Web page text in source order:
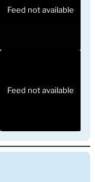
Feed not available
Feed not available